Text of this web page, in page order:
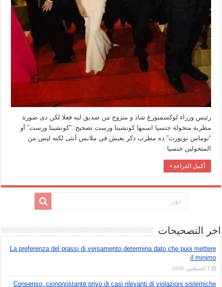
رئيس وزراء لوكسمبورغ شاذ و متزوج من صديق ليه فعلا لكن دى صورة
مطربة متحولة جنسيا اسمها كونشيتا ورست تصحيح: “كونشيتا ورست” أو
“توماس نويورث” ده مطرب ذكر يعيش في ملابس أنثى لكنه ليس من
المتحولين جنسيا
أكمل القراءة »
اخر التصحيحات
La preferenza del prassi di versamento determina dato che puoi mettere
il minimo
7 أغسطس، 2026
Consenso, ciononostante privo di casi rilevanti di violazioni sistemiche